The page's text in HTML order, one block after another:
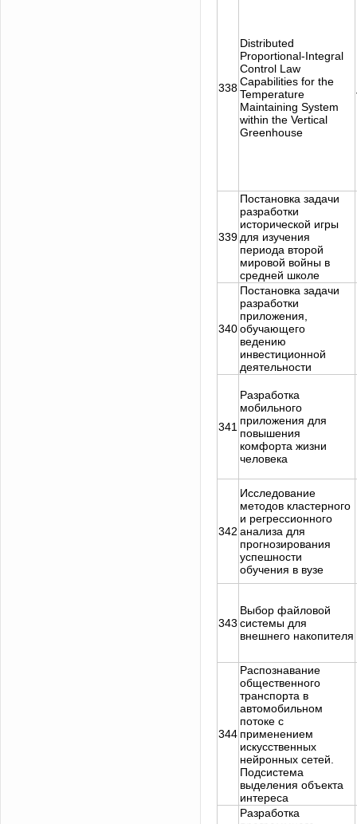
338
Distributed
Proportional-Integral
Control Law
Capabilities for the
Temperature
Maintaining System
within the Vertical
Greenhouse
339
Постановка задачи
разработки
исторической игры
для изучения
периода второй
мировой войны в
средней школе
340
Постановка задачи
разработки
приложения,
обучающего
ведению
инвестиционной
деятельности
341
Разработка
мобильного
приложения для
повышения
комфорта жизни
человека
342
Исследование
методов кластерного
и регрессионного
анализа для
прогнозирования
успешности
обучения в вузе
343
Выбор файловой
системы для
внешнего накопителя
344
Распознавание
общественного
транспорта в
автомобильном
потоке с
применением
искусственных
нейронных сетей.
Подсистема
выделения объекта
интереса
Разработка